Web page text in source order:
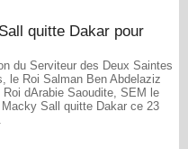
quitte Dakar pour
du Serviteur des Deux Saintes
le Roi Salman Ben Abdelaziz
Roi dArabie Saoudite, SEM le
Macky Sall quitte Dakar ce 23